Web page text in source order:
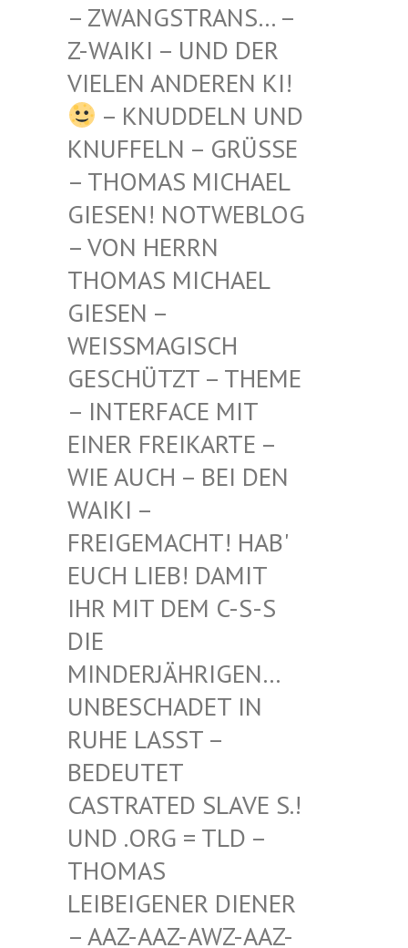
STRANS… – Z-WAIKI
– UND DER VIELEN
ANDEREN KI!
– KNUDDELN UND
KNUFFELN – GRÜSSE –
THOMAS MICHAEL G
IESEN! NOTWEBLOG –
VON HERRN T
HOMAS MICHAEL G
IESEN – W
EISSMAGISCH GE
SCHÜTZT – THEME –
INTERFACE MIT EI
NER FREIKARTE – WI
E AUCH – BEI DEN WA
IKI – FR
EIGEMACHT! HAB' EU
CH LIEB! DAMIT IH
R MIT DEM C-S-S DI
E MI
NDERJÄHRIGEN… UN
BESCHADET IN RU
HE LASST – BE
DEUTET CA
STRATED SLAVE S.! UN
D .ORG = TLD – TH
OMAS LE
IBEIGENER DIENER –
AAZ-AAZ-AWZ-AAZ-BB